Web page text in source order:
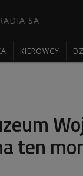
SA
KIEROWCY
ten